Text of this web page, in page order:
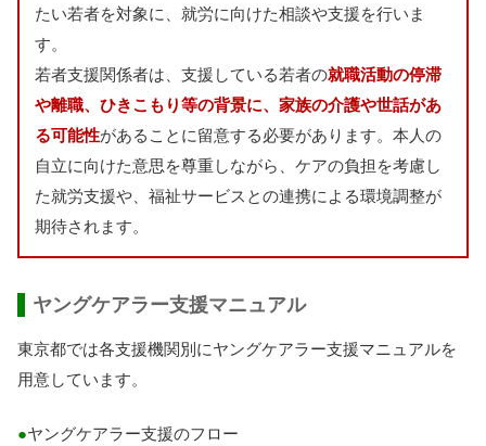
たい若者を対象に、 就労に向けた相談や支援を行いま
す。
若者支援関係者は、 支援 している若者の就職活動の停滞
や離職、ひきこもり等の背景に、 家族の介護や世話があ
る可能性があることに留意する必要があります。 本人の
自立に向けた意思を尊重しながら、ケアの負担 を考慮 し
た就労支援や、 福祉サービスとの連携による環境調整が
期待されます。
ヤングケアラー支援マニュアル
東京都では各支援機関別 にヤングケアラー支援マニュアルを
用意しています。
ヤングケアラー支援のフロー